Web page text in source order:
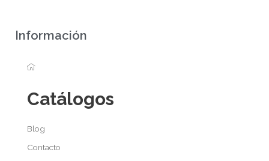
Información
Catálogos
Blog
Contacto